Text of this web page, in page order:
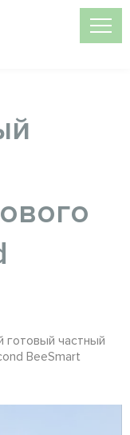
готовый частный
BeeSmart